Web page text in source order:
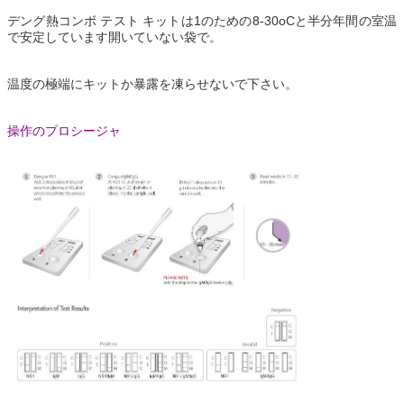
デング熱コンボ テスト キットは1のための8-30oCと半分年間の室温
で安定しています開いていない袋で。
温度の極端にキットか暴露を凍らせないで下さい。
操作のプロシージャ